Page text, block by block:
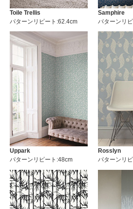
Toile Trellis
パターンリピート:62.4cm
Samphire
パターンリ
Uppark
パターンリピート:48cm
Rosslyn
パターンリ